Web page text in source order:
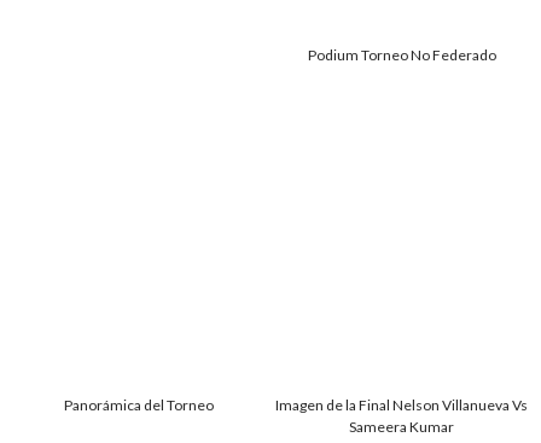
Podium Torneo No Federado
Panorámica del Torneo
Imagen de la Final Nelson Villanueva Vs
Sameera Kumar